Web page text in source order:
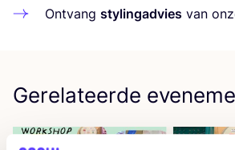
Ont­vang sty­ling­ad­vies van
Gerelateerde